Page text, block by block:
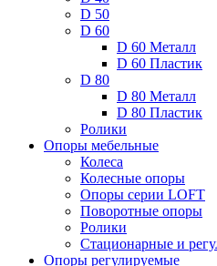
D 50
D 60
D 60 Металл
D 60 Пластик
D 80
D 80 Металл
D 80 Пластик
Ролики
Опоры мебельные
Колеса
Колесные опоры
Опоры серии LOFT
Поворотные опоры
Ролики
Стационарные и
Опоры регулируемые